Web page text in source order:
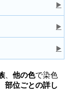
▶
▶
▶
、 他の色で染色
部位ごとの詳し